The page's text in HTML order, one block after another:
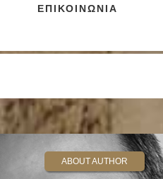
ΕΠΙΚΟΙΝΩΝΙΑ
ABOUT AUTHOR